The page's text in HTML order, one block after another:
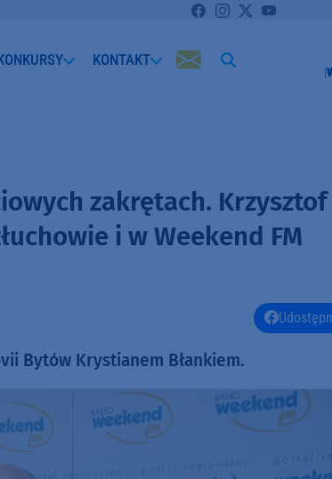
KONTAKT
zakrętach. Krzysztof
i w Weekend FM
Bytów Krystianem Błankiem.